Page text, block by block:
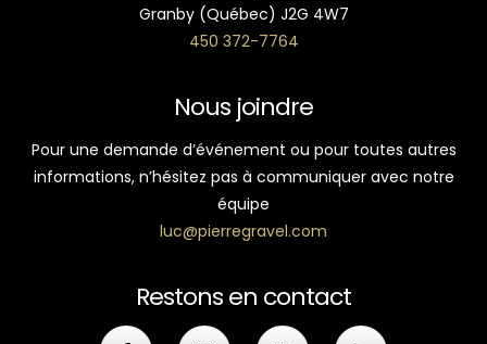
Granby (Québec) J2G 4W7
450 372-7764
Nous joindre
Pour une demande d’événement ou pour toutes autres
informations, n’hésitez pas à communiquer avec notre
équipe
luc@pierregravel.com
Restons en contact